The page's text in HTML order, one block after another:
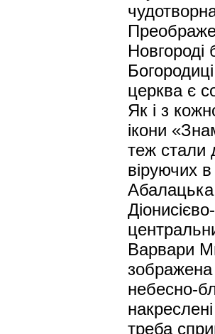
церква є
Як і з
ікони
теж стали
віруючих
Варвари
небесно-
треба